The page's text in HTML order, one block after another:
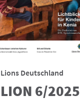
Lions Deutschland
LION 6/2025